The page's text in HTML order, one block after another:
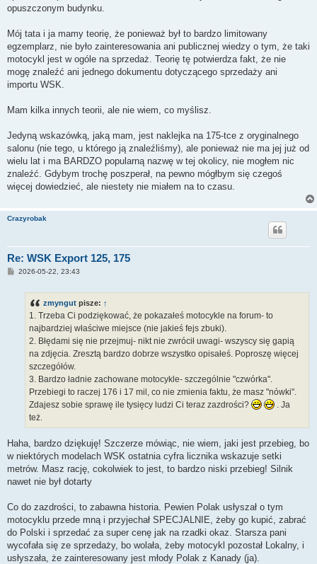
opuszczonym budynku.
Mój tata i ja mamy teorię, że ponieważ był to bardzo limitowany
egzemplarz, nie było zainteresowania ani publicznej wiedzy o tym, że taki
motocykl jest w ogóle na sprzedaż. Teorię tę potwierdza fakt, że nie
mogę znaleźć ani jednego dokumentu dotyczącego sprzedaży ani
importu WSK.
Mam kilka innych teorii, ale nie wiem, co myślisz.
Jedyną wskazówką, jaką mam, jest naklejka na 175-tce z oryginalnego
salonu (nie tego, u którego ją znaleźliśmy), ale ponieważ nie ma jej już od
wielu lat i ma BARDZO popularną nazwę w tej okolicy, nie mogłem nic
znaleźć. Gdybym trochę poszperał, na pewno mógłbym się czegoś
więcej dowiedzieć, ale niestety nie miałem na to czasu.
Crazyrobak
Re: WSK Export 125, 175
P2026-05-22, 23:43
zmyngut pisze: ↑
1. Trzeba Ci podziękować, że pokazałeś motocykle na forum- to
najbardziej właściwe miejsce (nie jakieś fejs zbuki).
2. Błędami się nie przejmuj- nikt nie zwrócił uwagi- wszyscy się gapią
na zdjęcia. Zresztą bardzo dobrze wszystko opisałeś. Poproszę więcej
szczegółów.
3. Bardzo ładnie zachowane motocykle- szczególnie "czwórka".
Przebiegi to raczej 176 i 17 mil, co nie zmienia faktu, że masz "nówki".
Zdajesz sobie sprawę ile tysięcy ludzi Ci teraz zazdrości?
. Ja
też.
Haha, bardzo dziękuję! Szczerze mówiąc, nie wiem, jaki jest przebieg, bo
w niektórych modelach WSK ostatnia cyfra licznika wskazuje setki
metrów. Masz rację, cokolwiek to jest, to bardzo niski przebieg! Silnik
nawet nie był dotarty
Co do zazdrości, to zabawna historia. Pewien Polak usłyszał o tym
motocyklu przede mną i przyjechał SPECJALNIE, żeby go kupić, zabrać
do Polski i sprzedać za super cenę jak na rzadki okaz. Starsza pani
wycofała się ze sprzedaży, bo wolała, żeby motocykl pozostał Lokalny, i
usłyszała, że ​​zainteresowany jest młody Polak z Kanady (ja).